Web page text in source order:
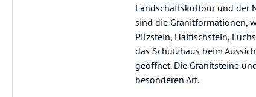
Landschaftskultour und der
sind die Granitformationen,
Pilzstein, Haifischstein,
das Schutzhaus beim
geöffnet. Die Granitsteine
besonderen Art.